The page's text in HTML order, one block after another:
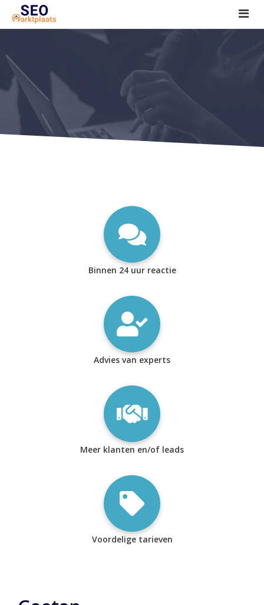
SEO tools reviews
Marketeer bij jou in de buurt?
Offerte
1. Seo voor beginners +
2. Onderzoeken +
Binnen 24 uur reactie
Advies van experts
Meer klanten en/of leads
Voordelige tarieven